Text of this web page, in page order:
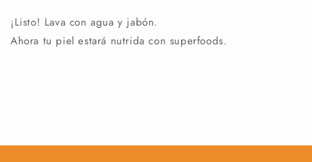
¡Listo! Lava con agua y jabón.
Ahora tu piel estará nutrida con superfoods.